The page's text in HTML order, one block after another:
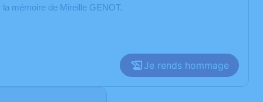
mémoire de Mireille GENOT.
Je rends hommage